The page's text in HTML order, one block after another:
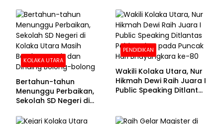
100 Persen
KOLAKA UTARA
Bertahun-tahun
Menunggu Perbaikan,
Sekolah SD Negeri di
Beralas Tanah dan
PENDIDIKAN
Wakili Kolaka Utara, Nur
Hikmah Dewi Raih Juara I
Public Speaking Ditlantas
Bhayangkara ke-80